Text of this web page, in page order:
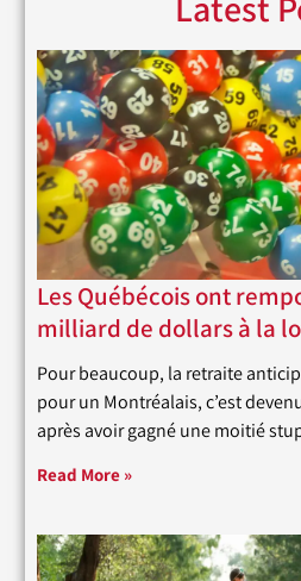
Les Québécois ont
milliard de dollars à la
Pour beaucoup, la retraite
pour un Montréalais, c’est
après avoir gagné une moitié
Read More »